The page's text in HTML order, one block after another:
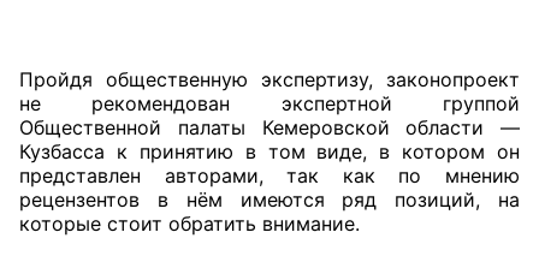
Общественные советы
Общественные советы при территориальных
органах федеральных органов
исполнительной власти
Пройдя общественную экспертизу, законопроект
не рекомендован экспертной группой
Общественной палаты Кемеровской области —
Кузбасса к принятию в том виде, в котором он
представлен авторами, так как по мнению
рецензентов в нём имеются ряд позиций, на
которые стоит обратить внимание.